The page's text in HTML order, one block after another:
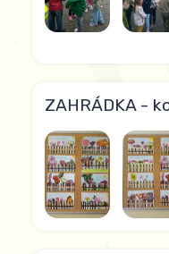
ZAHRÁDKA -